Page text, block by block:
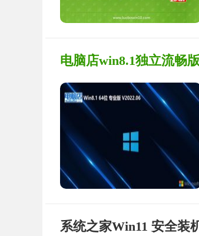
电脑店win8.1独立流畅
系统之家Win11 安全装